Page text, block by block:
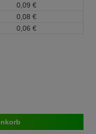
0, 09 €
0, 08 €
0, 06 €